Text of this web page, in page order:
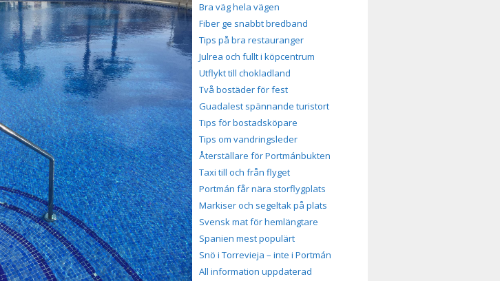
Bra väg hela vägen
Fiber ge snabbt bredband
Tips på bra restauranger
Julrea och fullt i köpcentrum
Utflykt till chokladland
Två bostäder för fest
Guadalest spännande turistort
Tips för bostadsköpare
Tips om vandringsleder
Återställare för Portmánbukten
Taxi till och från flyget
Portmán får nära storflygplats
Markiser och segeltak på plats
Svensk mat för hemlängtare
Spanien mest populärt
Snö i Torrevieja – inte i Portmán
All information uppdaterad